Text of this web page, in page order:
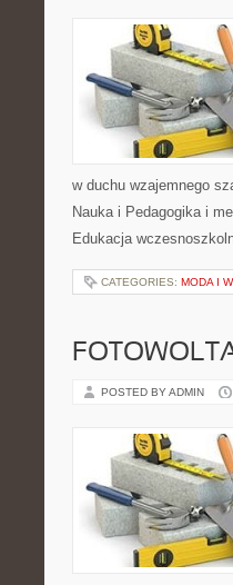
w duchu wzajemnego
Nauka i Pedagogika i
Edukacja
CATEGORIES: MODA I
POSTED BY ADMIN